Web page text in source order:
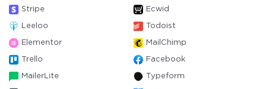
Stripe Ecwid
Leeloo Todoist
Elementor MailChimp
Trello Facebook
MailerLite Typeform